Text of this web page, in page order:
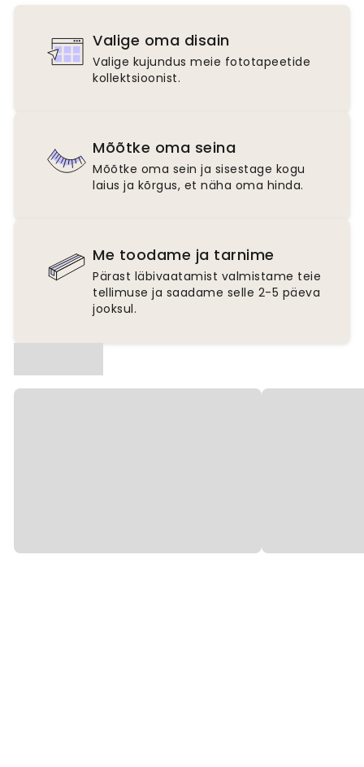
Valige oma disain
Valige kujundus meie fototapeetide
kollektsioonist.
Mõõtke oma seina
Mõõtke oma sein ja sisestage kogu
laius ja kõrgus, et näha oma hinda.
Me toodame ja tarnime
Pärast läbivaatamist valmistame teie
tellimuse ja saadame selle 2-5 päeva
jooksul.